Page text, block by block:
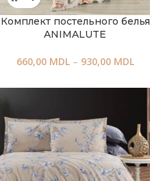
Комплект постельного белья
ANIMALUTE
660,00 MDL – 930,00 MDL